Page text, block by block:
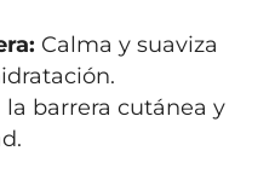
Calma y suaviza
la barrera cutánea y